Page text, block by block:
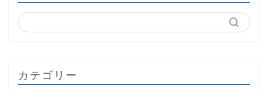
カテゴリー